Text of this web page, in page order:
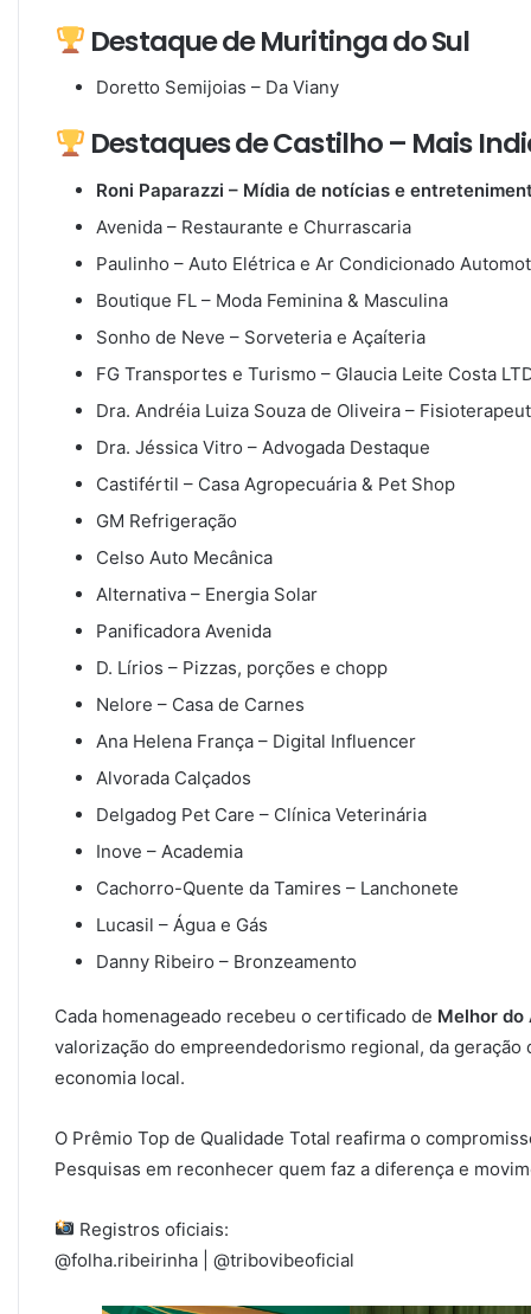
Destaque de Muritinga do Sul
Doretto Semijoias – Da Viany
Destaques de Castilho – Mais
Roni Paparazzi – Mídia de notícias e
Avenida – Restaurante e Churrascaria
Paulinho – Auto Elétrica e Ar Condicionado
Boutique FL – Moda Feminina & Masculina
Sonho de Neve – Sorveteria e Açaíteria
FG Transportes e Turismo – Glaucia Leite Costa
Dra. Andréia Luiza Souza de Oliveira –
Dra. Jéssica Vitro – Advogada Destaque
Castifértil – Casa Agropecuária & Pet Shop
GM Refrigeração
Celso Auto Mecânica
Alternativa – Energia Solar
Panificadora Avenida
D. Lírios – Pizzas, porções e chopp
Nelore – Casa de Carnes
Ana Helena França – Digital Influencer
Alvorada Calçados
Delgadog Pet Care – Clínica Veterinária
Inove – Academia
Cachorro-Quente da Tamires – Lanchonete
Lucasil – Água e Gás
Danny Ribeiro – Bronzeamento
Cada homenageado recebeu o certificado de Melhor do
valorização do empreendedorismo regional, da
economia local.
O Prêmio Top de Qualidade Total reafirma o
Pesquisas em reconhecer quem faz a diferença e
Registros oficiais:
@folha.ribeirinha | @tribovibeoficial